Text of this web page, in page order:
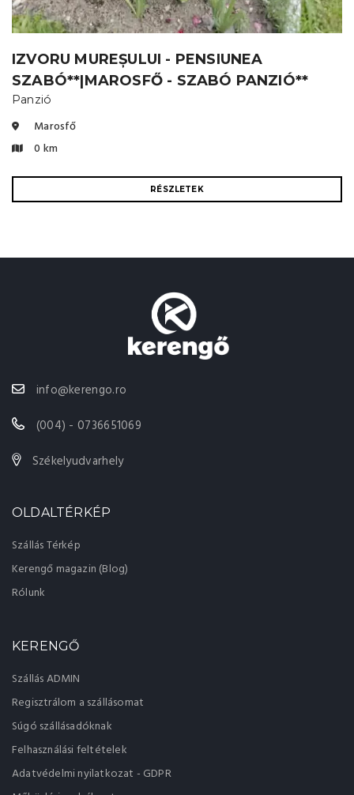
IZVORU MUREȘULUI - PENSIUNEA
SZABÓ**|MAROSFŐ - SZABÓ PANZIÓ**
Panzió
Marosfő
0 km
RÉSZLETEK
info@kerengo.ro
(004) - 0736651069
Székelyudvarhely
OLDALTÉRKÉP
Szállás Térkép
Kerengő magazin (Blog)
Rólunk
KERENGŐ
Szállás ADMIN
Regisztrálom a szállásomat
Súgó szállásadóknak
Felhasználási feltételek
Adatvédelmi nyilatkozat - GDPR